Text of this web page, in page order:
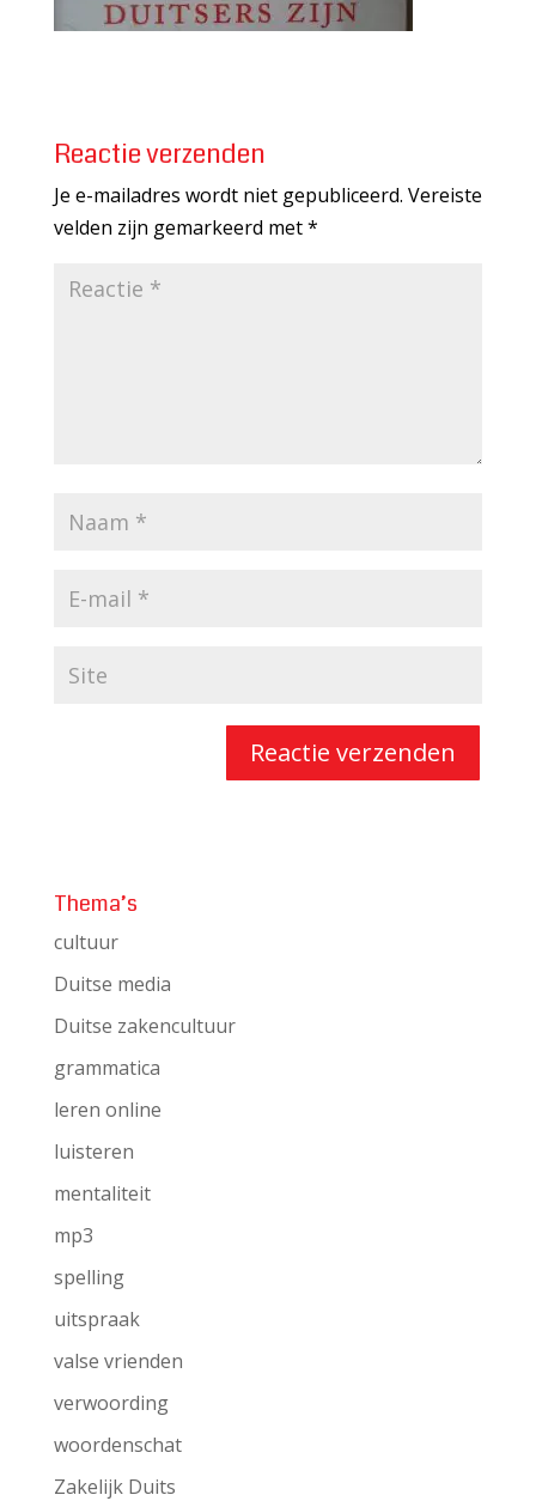
Reactie verzenden
Je e-mailadres wordt niet gepubliceerd. Vereiste
velden zijn gemarkeerd met*
Thema’s
cultuur
Duitse media
Duitse zakencultuur
grammatica
leren online
luisteren
mentaliteit
mp3
spelling
uitspraak
valse vrienden
verwoording
woordenschat
Zakelijk Duits